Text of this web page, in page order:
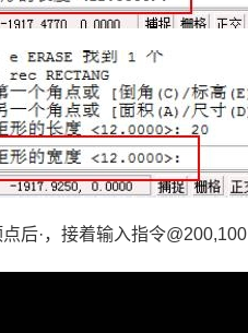
后·，接着输入指令@200,100